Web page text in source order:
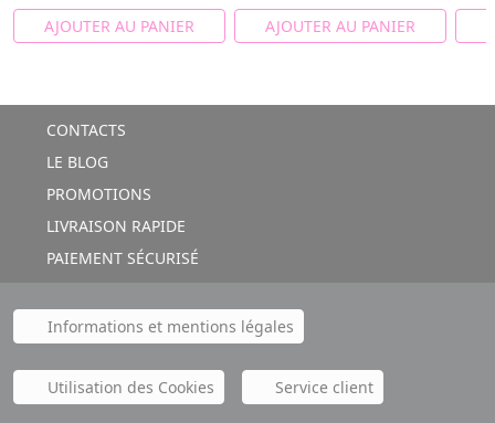
AJOUTER AU PANIER AJOUTER AU PANIER
CONTACTS
LE BLOG
PROMOTIONS
LIVRAISON RAPIDE
PAIEMENT SÉCURISÉ
Informations et mentions légales
Utilisation des Cookies Service client